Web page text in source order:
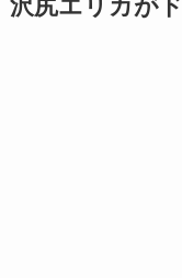
沢尻エリカが